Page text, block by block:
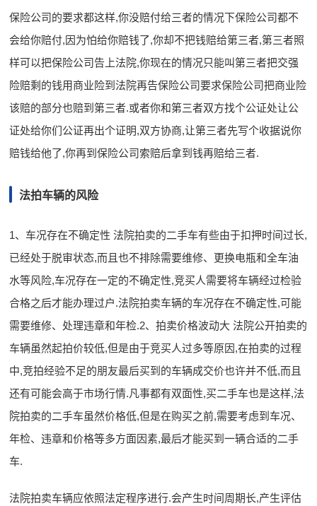
保险公司的要求都这样,你没赔付给三者的情况下保险公司都不
会给你赔付,因为怕给你赔钱了,你却不把钱赔给第三者,第三者照
样可以把保险公司告上法院,你现在的情况只能叫第三者把交强
险赔剩的钱用商业险到法院再告保险公司要求保险公司把商业险
该赔的部分也赔到第三者.或者你和第三者双方找个公证处让公
证处给你们公证再出个证明,双方协商,让第三者先写个收据说你
赔钱给他了,你再到保险公司索赔后拿到钱再赔给三者.
法拍车辆的风险
1、车况存在不确定性 法院拍卖的二手车有些由于扣押时间过长,
已经处于脱审状态,而且也不排除需要维修、更换电瓶和全车油
水等风险,车况存在一定的不确定性,竞买人需要将车辆经过检验
合格之后才能办理过户.法院拍卖车辆的车况存在不确定性,可能
需要维修、处理违章和年检.2、拍卖价格波动大 法院公开拍卖的
车辆虽然起拍价较低,但是由于竞买人过多等原因,在拍卖的过程
中,竞拍经验不足的朋友最后买到的车辆成交价也许并不低,而且
还有可能会高于市场行情.凡事都有双面性,买二手车也是这样,法
院拍卖的二手车虽然价格低,但是在购买之前,需要考虑到车况、
年检、违章和价格等多方面因素,最后才能买到一辆合适的二手
车.
法院拍卖车辆应依照法定程序进行.会产生时间周期长,产生评估